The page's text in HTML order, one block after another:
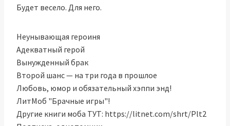
Будет весело. Для него.
Неунывающая героиня
Адекватный герой
Вынужденный брак
Второй шанс — на три года в прошлое
Любовь, юмор и обязательный хэппи энд!
ЛитМоб "Брачные игры"!
Другие книги моба ТУТ: https://litnet.com/shrt/Plt2